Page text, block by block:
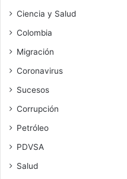
Ciencia y Salud
Colombia
Migración
Coronavirus
Sucesos
Corrupción
Petróleo
PDVSA
Salud